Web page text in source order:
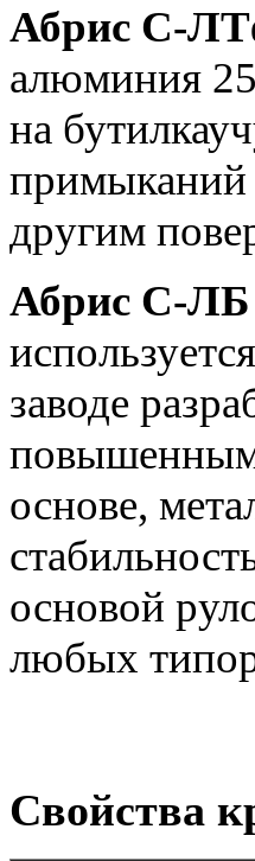
Абрис С-
алюминия
на
примыканий
другим
Абрис С-ЛБ
заводе
основе,
основой
любых
Свойства